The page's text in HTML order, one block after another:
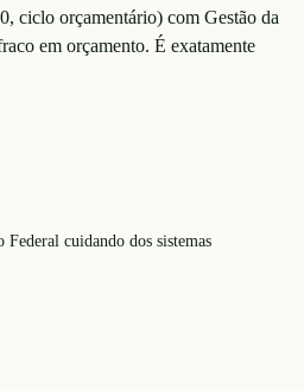
ciclo orçamentário) com Gestão da
em orçamento. É exatamente
cuidando dos sistemas